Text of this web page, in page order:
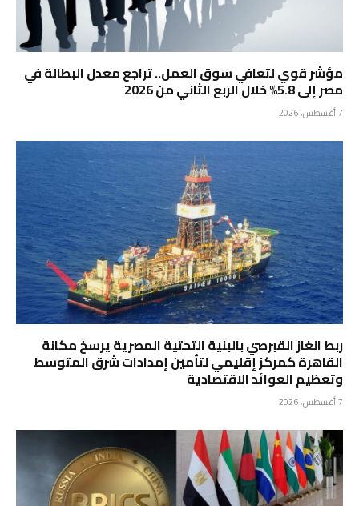
مؤشر قوي لتعافي سوق العمل.. تراجع معدل البطالة في
مصر إلى 5.8% خلال الربع الثاني من 2026
7 أغسطس، 2026
ربط الغاز القبرصي بالبنية التحتية المصرية يرسخ مكانة
القاهرة كمركز إقليمي لتأمين إمدادات شرق المتوسط
وتعظيم العوائد الاقتصادية
7 أغسطس، 2026